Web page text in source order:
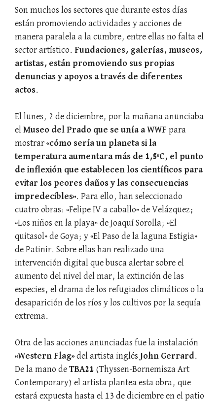
Son muchos los sectores que durante estos días
están promoviendo actividades y acciones de
manera paralela a la cumbre, entre ellas no falta el
sector artístico. Fundaciones, galerías, museos,
artistas, están promoviendo sus propias
denuncias y apoyos a través de diferentes
actos.
El lunes, 2 de diciembre, por la mañana anunciaba
el Museo del Prado que se unía a WWF para
mostrar «cómo sería un planeta si la
temperatura aumentara más de 1,5ºC, el punto
de inflexión que establecen los científicos para
evitar los peores daños y las consecuencias
impredecibles». Para ello, han seleccionado
cuatro obras: «Felipe IV a caballo» de Velázquez;
«Los niños en la playa» de Joaquí Sorolla; «El
quitasol» de Goya; y «El Paso de la laguna Estigia»
de Patinir. Sobre ellas han realizado una
intervención digital que busca alertar sobre el
aumento del nivel del mar, la extinción de las
especies, el drama de los refugiados climáticos o la
desaparición de los ríos y los cultivos por la sequía
extrema.
Otra de las acciones anunciadas fue la instalación
«Western Flag»del artista inglés John Gerrard.
De la mano de TBA21 (Thyssen-Bornemisza Art
Contemporary) el artista plantea esta obra, que
estará expuesta hasta el 13 de diciembre en el patio